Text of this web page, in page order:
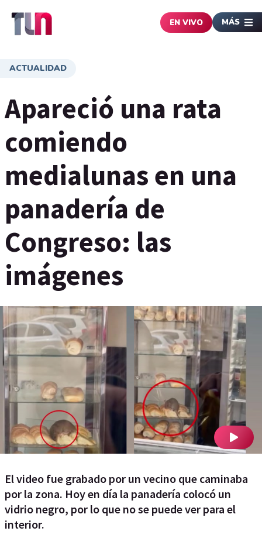
EN VIVO MÁS
ACTUALIDAD
Apareció una rata
comiendo
medialunas en una
panadería de
Congreso: las
imágenes
El video fue grabado por un vecino que caminaba
por la zona. Hoy en día la panadería colocó un
vidrio negro, por lo que no se puede ver para el
interior.